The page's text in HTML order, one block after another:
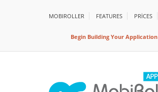
MOBIROLLER FEATURES PRİCES
Begin Building Your Application